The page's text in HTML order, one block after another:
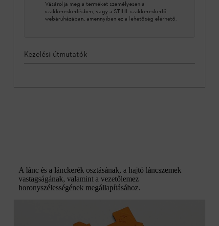
Vásárolja meg a terméket személyesen a
szakkereskedésben, vagy a STIHL szakkereskedő
webáruházában, amennyiben ez a lehetőség elérhető.
Kezelési útmutatók
A lánc és a lánckerék osztásának, a hajtó láncszemek
vastagságának, valamint a vezetőlemez
horonyszélességének megállapításához.